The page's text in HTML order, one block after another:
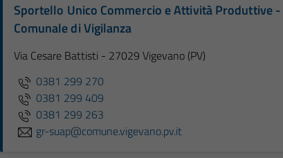
Sportello Unico Commercio e Attività Produttive
Comunale di Vigilanza
Via Cesare Battisti - 27029 Vigevano (PV)
0381 299 270
0381 299 409
0381 299 263
gr-suap@comune.vigevano.pv.it